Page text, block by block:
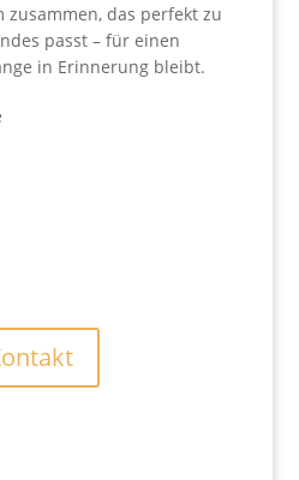
das perfekt zu
passt – für einen
in Erinnerung bleibt.